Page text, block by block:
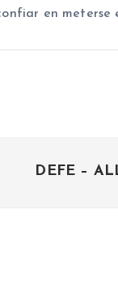
en meterse
DEFE –